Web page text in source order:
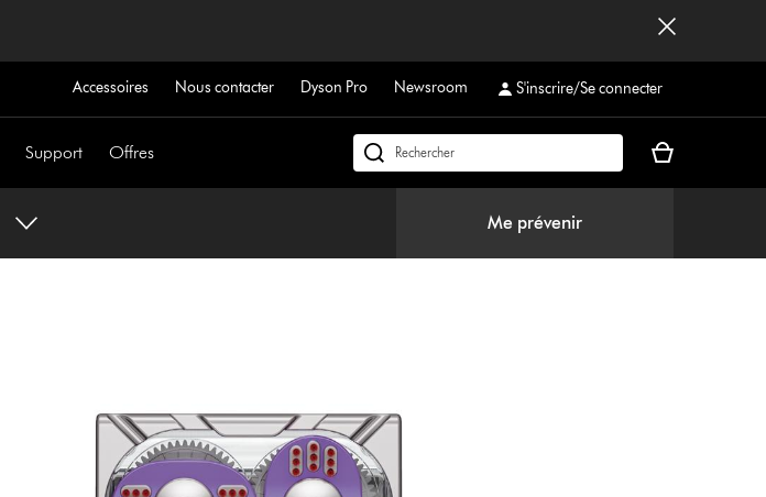
Accessoires Nous contacter Dyson Pro Newsroom S'inscrire/Se connecter
Support Offres
Rechercher
Votre
Me prévenir